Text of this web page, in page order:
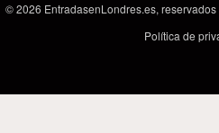
© 2026 EntradasenLondres.es,
Política de